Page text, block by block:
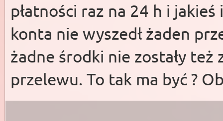
płatności raz na 24 h i
konta nie wyszedł żaden
żadne środki nie zostały
przelewu. To tak ma być ?